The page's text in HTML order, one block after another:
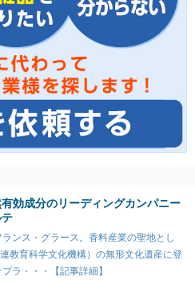
効成分のリーディングカンパニー
ンス・グラース。香料産業の聖地とし
教育科学文化機構）の無形文化遺産に登
ラ・・・【記事詳細】